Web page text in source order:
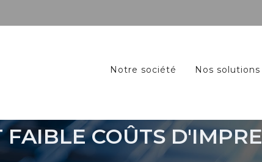
Notre société Nos solutions
COÛTS